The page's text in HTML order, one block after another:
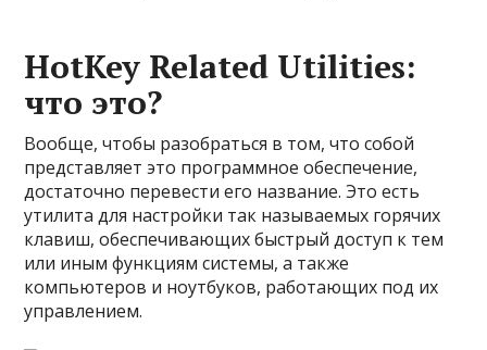
HotKey Related Utilities:
что это?
Вообще, чтобы разобраться в том, что собой
представляет это программное обеспечение,
достаточно перевести его название. Это есть
утилита для настройки так называемых горячих
клавиш, обеспечивающих быстрый доступ к тем
или иным функциям системы, а также
компьютеров и ноутбуков, работающих под их
управлением.